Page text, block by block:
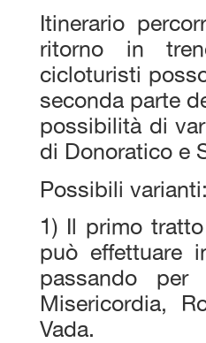
Itinerario
ritorno in
cicloturisti
seconda parte
possibilità di
di Donoratico e
Possibili
1) Il primo
può effettuare
passando per
Misericordia,
Vada.